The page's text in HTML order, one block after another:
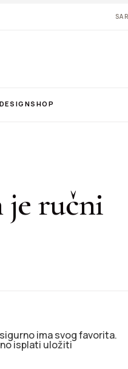
SHOP
je ručni
ima svog favorita.
isplati uložiti